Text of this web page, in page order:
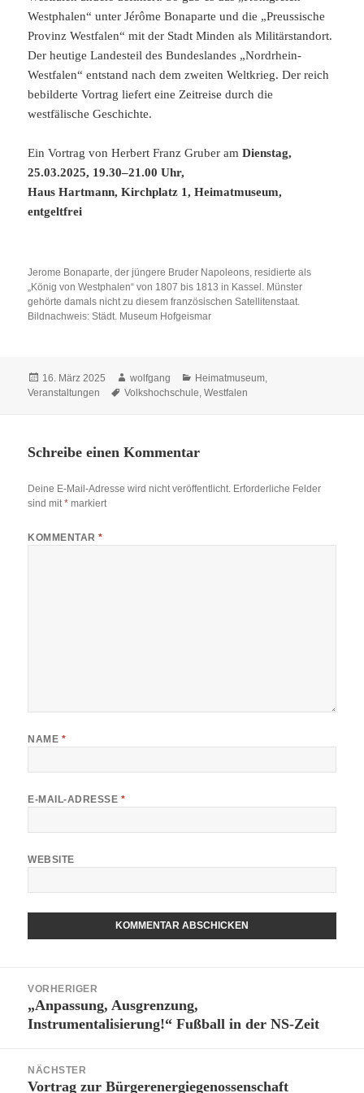
Westphalen“ unter Jérôme Bonaparte und die „Preussische
Provinz Westfalen“ mit der Stadt Minden als Militärstandort.
Der heutige Landesteil des Bundeslandes „Nordrhein-
Westfalen“ entstand nach dem zweiten Weltkrieg. Der reich
bebilderte Vortrag liefert eine Zeitreise durch die
westfälische Geschichte.
Ein Vortrag von Herbert Franz Gruber am Dienstag,
25.03.2025, 19.30–21.00 Uhr,
Haus Hartmann, Kirchplatz 1, Heimatmuseum,
entgeltfrei
Jerome Bonaparte, der jüngere Bruder Napoleons, residierte als
„König von Westphalen“ von 1807 bis 1813 in Kassel. Münster
gehörte damals nicht zu diesem französischen Satellitenstaat.
Bildnachweis: Städt. Museum Hofgeismar
Veröffentlicht
am
16. März 2025 Autor
wolfgang Kategorien
Heimatmuseum,
Veranstaltungen
Schlagwörter
Volkshochschule,Westfalen
Schreibe einen Kommentar
Deine E-Mail-Adresse wird nicht veröffentlicht. Erforderliche Felder
sind mit* markiert
KOMMENTAR*
NAME *
E-MAIL-ADRESSE *
WEBSITE
VORHERIGER
Vorheriger
Beitrag:
„Anpassung, Ausgrenzung,
Instrumentalisierung!“ Fußball in der NS-Zeit
NÄCHSTER
Nächster
Vortrag zur Bürgerenergiegenossenschaft